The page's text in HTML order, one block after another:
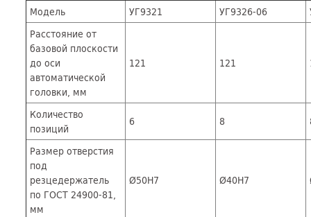
Модель УГ9321 УГ9326-06
Расстояние от
базовой плоскости
до оси
автоматической
головки, мм
121 121
Количество
позиций
6 8
Размер отверстия
под
резцедержатель
по ГОСТ 24900-81,
мм
Ø50Н7 Ø40Н7